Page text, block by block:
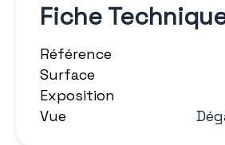
Fiche
Référence
Surface
Exposition
Vue